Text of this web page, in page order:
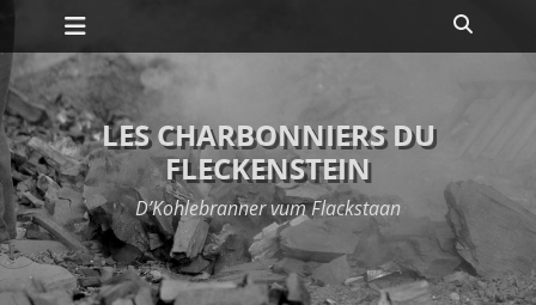
Passer
au
contenu
Premier menu
LES CHARBONNIERS DU
FLECKENSTEIN
D’Kohlebranner vum Flackstaan